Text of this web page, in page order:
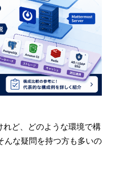
れど、どのような環境で構
んな疑問を持つ方も多いの